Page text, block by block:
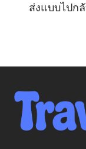
ส่งแบบไปก